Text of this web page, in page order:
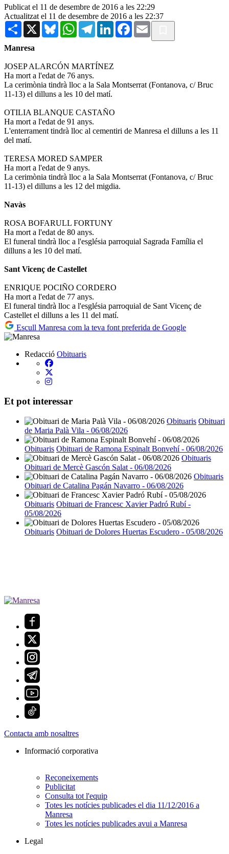
Publicat el 11 de desembre de 2016 a les 22:29
Actualitzat el 11 de desembre de 2016 a les 22:37
Share X BlueskyWhatsAppTelegramLinkedInFacebook
Email
Manresa
JOSEP ALARCÓN MARTÍNEZ
Ha mort a l'edat de 76 anys.
La cerimònia tindrà lloc a la Sala Montserrat (Fontanova, c/ Bruc
11-13) el dilluns a les 10 del matí.
OTILIA BLANQUE CASTAÑO
Ha mort a l'edat de 91 anys.
L'enterrament tindrà lloc al cementiri de Manresa el dilluns a les 11
del matí.
TERESA MORED SAMPER
Ha mort a l'edat de 9 anys.
La cerimònia tindrà lloc a la Sala Montserrat (Fontanova, c/ Bruc
11-13) el dilluns a les 12 del migdia.
Navàs
ROSA BOFARULL FORTUNY
Ha mort a l'edat de 80 anys.
El funeral tindrà lloc a l'església parroquial Sagrada Família el
dilluns a les 10 del matí.
Sant Vicenç de Castellet
ENRIQUE POCIÑO CORDERO
Ha mort a l'edat de 77 anys.
El funeral tindrà lloc a l'església parroquial de Sant Vicenç de
Castellet el dilluns a les 11 del matí.
Escull Manresa com la teva font preferida de Google
Redacció Obituaris
Et pot interessar
Obituaris Obituari
de Maria Palà Vila - 06/08/2026
Obituaris Obituari de Ramona Espinalt Bonvehí - 06/08/2026
Obituaris
Obituari de Mercè Gascón Salat - 06/08/2026
Obituaris
Obituari de Catalina Pagán Navarro - 06/08/2026
Obituaris Obituari de Francesc Xavier Padró Rubí -
05/08/2026
Obituaris Obituari de Dolores Huertas Escudero - 05/08/2026
Contacta amb nosaltres
Informació corporativa
Reconeixements
Publicitat
Consulta tot l'equip
Totes les notícies publicades el dia 11/12/2016 a
Manresa
Totes les notícies publicades avui a Manresa
Legal